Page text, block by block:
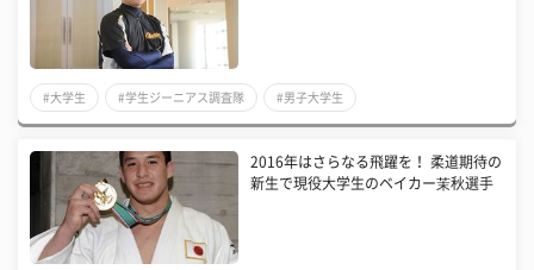
#大学生 #学生ジーニアス調査隊 #男子大学生
2016年はさらなる飛躍を！ 柔道期待の
新生で現役大学生のベイカー茉秋選手